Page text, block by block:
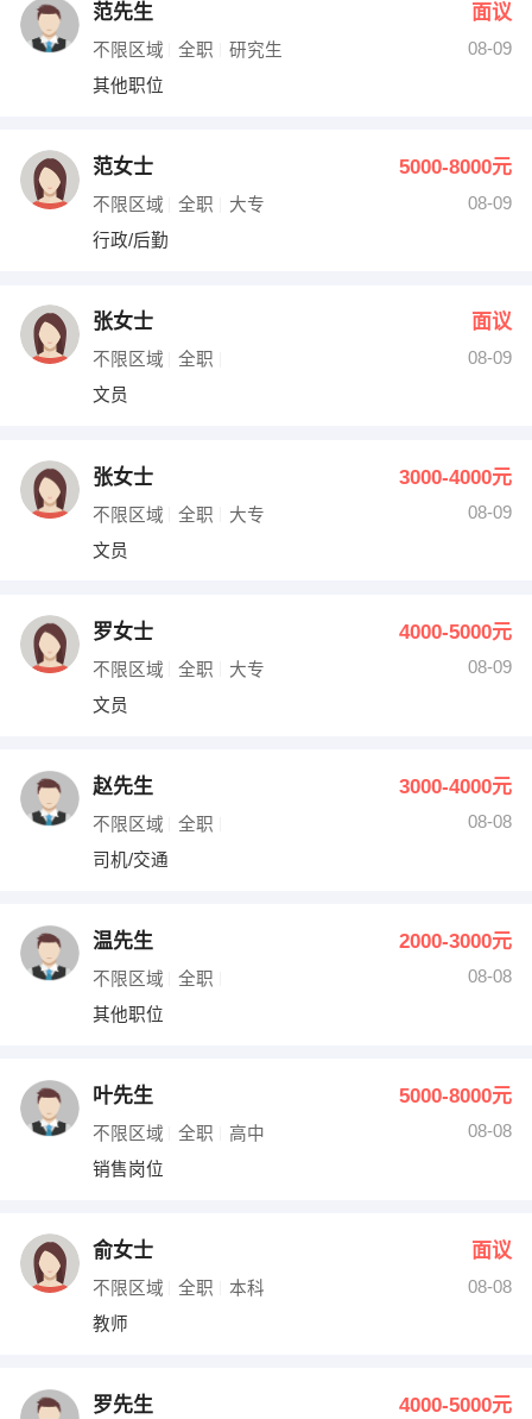
范先生 面议
不限区域 全职 研究生
08-09
其他职位
范女士 5000-8000元
不限区域 全职 大专
08-09
行政/后勤
张女士 面议
不限区域 全职
08-09
文员
张女士 3000-4000元
不限区域 全职 大专
08-09
文员
罗女士 4000-5000元
不限区域 全职 大专
08-09
文员
赵先生 3000-4000元
不限区域 全职
08-08
司机/交通
温先生 2000-3000元
不限区域 全职
08-08
其他职位
叶先生 5000-8000元
不限区域 全职 高中
08-08
销售岗位
俞女士 面议
不限区域 全职 本科
08-08
教师
罗先生 4000-5000元